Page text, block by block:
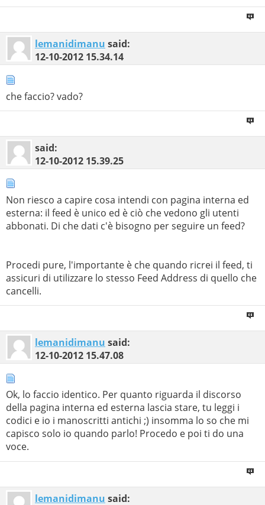
lemanidimanu said:
12-10-2012 15.34.14
che faccio? vado?
said:
12-10-2012 15.39.25
Non riesco a capire cosa intendi con pagina interna ed
esterna: il feed è unico ed è ciò che vedono gli utenti
abbonati. Di che dati c'è bisogno per seguire un feed?
Procedi pure, l'importante è che quando ricrei il feed, ti
assicuri di utilizzare lo stesso Feed Address di quello che
cancelli.
lemanidimanu said:
12-10-2012 15.47.08
Ok, lo faccio identico. Per quanto riguarda il discorso
della pagina interna ed esterna lascia stare, tu leggi i
codici e io i manoscritti antichi ;) insomma lo so che mi
capisco solo io quando parlo! Procedo e poi ti do una
voce.
lemanidimanu said: